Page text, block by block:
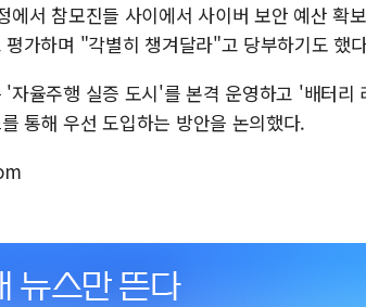
에서 참모진들 사이에서 사이버 보안 예산 확
가하며 "각별히 챙겨달라"고 당부하기도 했
'자율주행 실증 도시'를 본격 운영하고 '배터
통해 우선 도입하는 방안을 논의했다.